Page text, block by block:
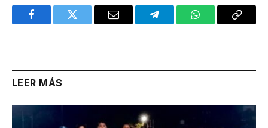
FacebookTwitter Email TelegramWhatsAppCopy
LEER MÁS